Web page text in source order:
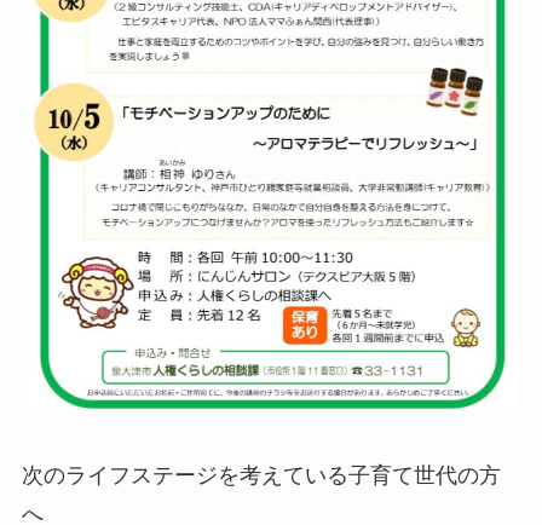
次のライフステージを考えている子育て世代の方
へ